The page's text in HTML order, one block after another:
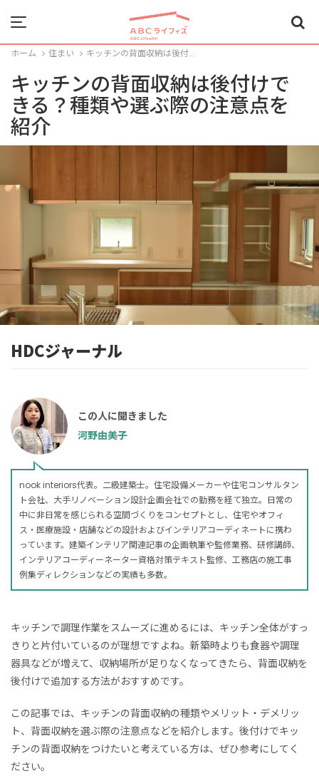
Menu
ホーム 住まい キッチンの背面収納は後付...
キッチンの背面収納は後付けで
きる？種類や選ぶ際の注意点を
紹介
HDCジャーナル
この人に聞きました
河野由美子
nook interiors代表。二級建築士。住宅設備メーカーや住宅コンサルタン
ト会社、大手リノベーション設計企画会社での勤務を経て独立。日常の
中に非日常を感じられる空間づくりをコンセプトとし、住宅やオフィ
ス・医療施設・店舗などの設計およびインテリアコーディネートに携わ
っています。建築インテリア関連記事の企画執筆や監修業務、研修講師、
インテリアコーディーネーター資格対策テキスト監修、工務店の施工事
例集ディレクションなどの実績も多数。
キッチンで調理作業をスムーズに進めるには、キッチン全体がすっ
きりと片付いているのが理想ですよね。新築時よりも食器や調理
器具などが増えて、収納場所が足りなくなってきたら、背面収納を
後付けで追加する方法がおすすめです。
この記事では、キッチンの背面収納の種類やメリット・デメリッ
ト、背面収納を選ぶ際の注意点などを紹介します。後付けでキッ
チンの背面収納をつけたいと考えている方は、ぜひ参考にしてく
ださい。